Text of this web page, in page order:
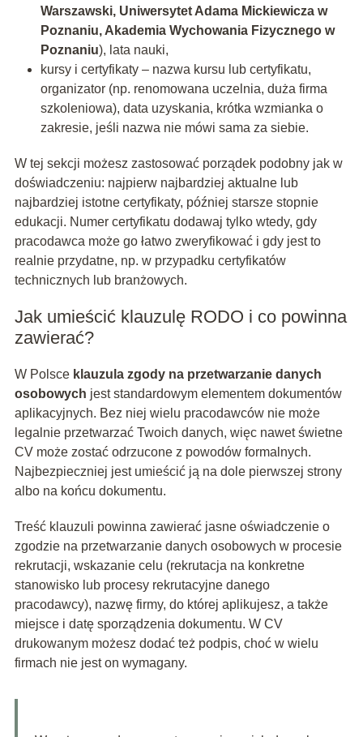
Warszawski, Uniwersytet Adama Mickiewicza w
Poznaniu, Akademia Wychowania Fizycznego w
Poznaniu), lata nauki,
kursy i certyfikaty – nazwa kursu lub certyfikatu,
organizator (np. renomowana uczelnia, duża firma
szkoleniowa), data uzyskania, krótka wzmianka o
zakresie, jeśli nazwa nie mówi sama za siebie.
W tej sekcji możesz zastosować porządek podobny jak w
doświadczeniu: najpierw najbardziej aktualne lub
najbardziej istotne certyfikaty, później starsze stopnie
edukacji. Numer certyfikatu dodawaj tylko wtedy, gdy
pracodawca może go łatwo zweryfikować i gdy jest to
realnie przydatne, np. w przypadku certyfikatów
technicznych lub branżowych.
Jak umieścić klauzulę RODO i co powinna
zawierać?
W Polsce klauzula zgody na przetwarzanie danych
osobowych jest standardowym elementem dokumentów
aplikacyjnych. Bez niej wielu pracodawców nie może
legalnie przetwarzać Twoich danych, więc nawet świetne
CV może zostać odrzucone z powodów formalnych.
Najbezpieczniej jest umieścić ją na dole pierwszej strony
albo na końcu dokumentu.
Treść klauzuli powinna zawierać jasne oświadczenie o
zgodzie na przetwarzanie danych osobowych w procesie
rekrutacji, wskazanie celu (rekrutacja na konkretne
stanowisko lub procesy rekrutacyjne danego
pracodawcy), nazwę firmy, do której aplikujesz, a także
miejsce i datę sporządzenia dokumentu. W CV
drukowanym możesz dodać też podpis, choć w wielu
firmach nie jest on wymagany.